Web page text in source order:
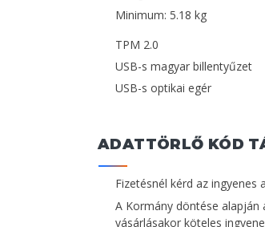
Minimum: 5.18 kg
TPM 2.0
USB-s magyar billentyűzet
USB-s optikai egér
ADATTÖRLŐ KÓD
Fizetésnél kérd az
A Kormány döntése
vásárlásakor köteles